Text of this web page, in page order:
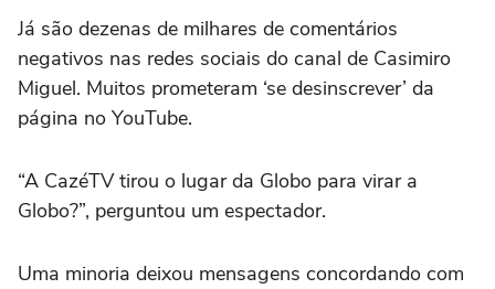
Já são dezenas de milhares de comentários
negativos nas redes sociais do canal de Casimiro
Miguel. Muitos prometeram ‘se desinscrever’ da
página no YouTube.
“A CazéTV tirou o lugar da Globo para virar a
Globo?”, perguntou um espectador.
Uma minoria deixou mensagens concordando com